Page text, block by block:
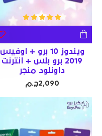
ويندوز 10 برو + اوفيس
2019 برو بلس + انترنت
داونلود منجر
2,090ج.م